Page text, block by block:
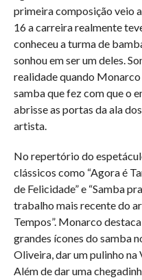
primeira composição veio
16 a carreira realmente
conheceu a turma de
sonhou em ser um deles.
realidade quando
samba que fez com que o
abrisse as portas da ala
artista.
No repertório do
clássicos como “Agora é
de Felicidade” e “Samba
trabalho mais recente do
Tempos”. Monarco
grandes ícones do samba
Oliveira, dar um pulinho na
Além de dar uma